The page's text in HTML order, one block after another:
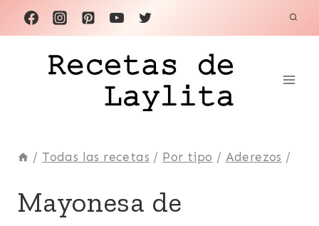
Saltar
al
contenido
/ Todas las recetas / Por tipo / Aderezos /
CONDIMENTOS
Mayonesa de